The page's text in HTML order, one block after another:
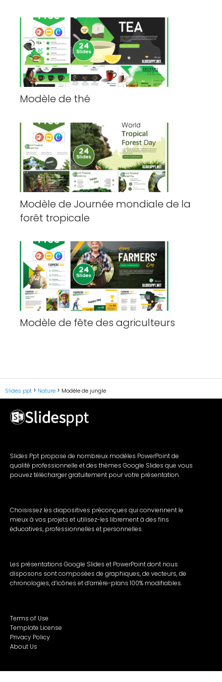
Modèle de thé
Modèle de Journée mondiale de la
forêt tropicale
Modèle de fête des agriculteurs
Slides ppt Nature Modèle de jungle
Slides Ppt propose de nombreux modèles PowerPoint de
qualité professionnelle et des thèmes Google Slides que vous
pouvez télécharger gratuitement pour votre présentation.
Choisissez les diapositives préconçues qui conviennent le
mieux à vos projets et utilisez-les librement à des fins
éducatives, professionnelles et personnelles.
Les présentations Google Slides et PowerPoint dont nous
disposons sont composées de graphiques, de vecteurs, de
chronologies, d’icônes et d’arrière-plans 100% modifiables.
Terms of Use
Template License
Privacy Policy
About Us